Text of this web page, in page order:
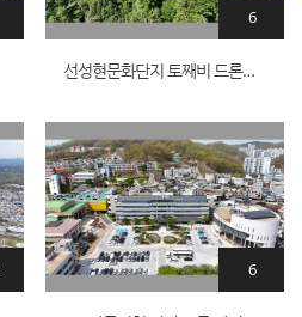
선성현문화단지 토째비 드론촬영
6
6